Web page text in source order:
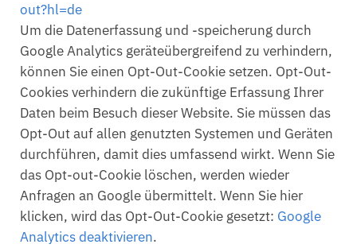
out?hl=de
Um die Datenerfassung und -speicherung durch
Google Analytics geräteübergreifend zu verhindern,
können Sie einen Opt-Out-Cookie setzen. Opt-Out-
Cookies verhindern die zukünftige Erfassung Ihrer
Daten beim Besuch dieser Website. Sie müssen das
Opt-Out auf allen genutzten Systemen und Geräten
durchführen, damit dies umfassend wirkt. Wenn Sie
das Opt-out-Cookie löschen, werden wieder
Anfragen an Google übermittelt. Wenn Sie hier
klicken, wird das Opt-Out-Cookie gesetzt: Google
Analytics deaktivieren.